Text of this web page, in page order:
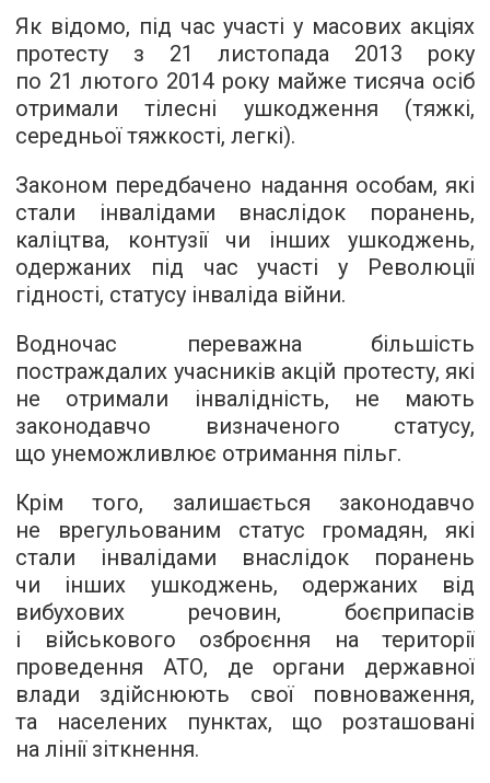
Як відомо, під час участі у масових акціях
протесту з 21 листопада 2013 року
по 21 лютого 2014 року майже тисяча осіб
отримали тілесні ушкодження (тяжкі,
середньої тяжкості, легкі).
Законом передбачено надання особам, які
стали інвалідами внаслідок поранень,
каліцтва, контузії чи інших ушкоджень,
одержаних під час участі у Революції
гідності, статусу інваліда війни.
Водночас переважна більшість
постраждалих учасників акцій протесту, які
не отримали інвалідність, не мають
законодавчо визначеного статусу,
що унеможливлює отримання пільг.
Крім того, залишається законодавчо
не врегульованим статус громадян, які
стали інвалідами внаслідок поранень
чи інших ушкоджень, одержаних від
вибухових речовин, боєприпасів
і військового озброєння на території
проведення АТО, де органи державної
влади здійснюють свої повноваження,
та населених пунктах, що розташовані
на лінії зіткнення.